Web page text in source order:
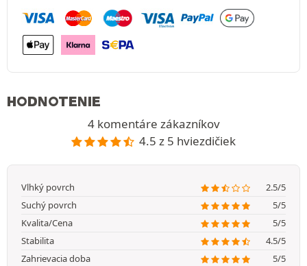
HODNOTENIE
4 komentáre zákazníkov
4.5 z 5 hviezdičiek
Vlhký povrch
2.5/5
Suchý povrch
5/5
Kvalita/Cena
5/5
Stabilita
4.5/5
Zahrievacia doba
5/5